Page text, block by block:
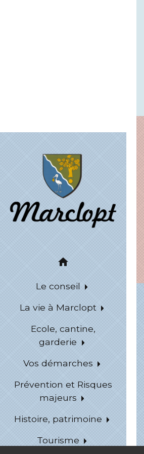
home
Le conseil
La vie à Marclopt
Ecole, cantine,
garderie
Vos démarches
Prévention et Risques
majeurs
Histoire, patrimoine
Tourisme